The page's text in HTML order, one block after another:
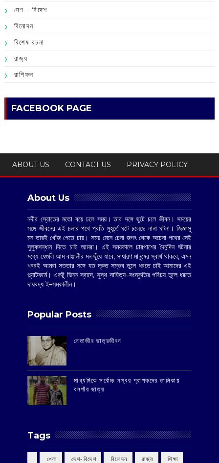
দেশ - বিদেশ
বিনোদন
বিশেষ রচনা
রাজ্য
রাশিফল
FACEBOOK PAGE
ABOUT US CONTACT US PRIVACY POLICY
About Us
নদীর স্রোতের মতো বয়ে চলে সময়। তার সঙ্গে ছুটে চলে জীবন। সময়ের
সঙ্গে জীবনের এই চলার পথে প্রতি মুহূর্তে ঘটে চলেছে নানা ঘটনা। জিজ্ঞাসু
মন তারই খোঁজ পেতে চায়। সময় মেনে চেনা জগৎ থেকে অচেনা পথের সেই
সুলুকসন্ধান দিতে চাই আমরা। এই সময়কালে চারপাশের দৈনন্দিন ঘটনার
মধ্যে যেগুলি আম বাঙালীর মন ছুঁয়ে যাবে, সাধারণ মানুষের স্বার্থ থাকবে, এমন
খবরই আমরা সততার সঙ্গে যত দ্রুত সম্ভব তুলে ধরতে চাই আমাদের এই
প্ল্যাটফর্মে। একটু ভিন্ন স্বাদে, সুস্থ সাহিত্য–সংস্কৃতির পরিচয় তুলে ধরতে
দায়বদ্ধ ই–সমকালীন।
Popular Posts
‌নেতাজীর ছাত্রজীবন
মাধ্যমিকে সর্বোচ্চ নম্বর প্রাপকদের তালিকায়
বনগাঁর ছাত্র
Tags
‌ খেলা ‌ দেশ-বিদেশ ‌ বিনোদন ‌ রাজ্য ‌ শিক্ষা